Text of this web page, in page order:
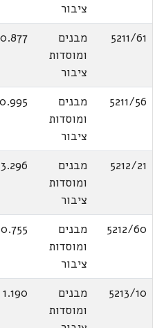
ציבור
5211/61
מבנים
ומוסדות
ציבור
0.877
5211/56
מבנים
ומוסדות
ציבור
0.995
5212/21
מבנים
ומוסדות
ציבור
3.296
5212/60
מבנים
ומוסדות
ציבור
0.755
5213/10
מבנים
ומוסדות
1.190